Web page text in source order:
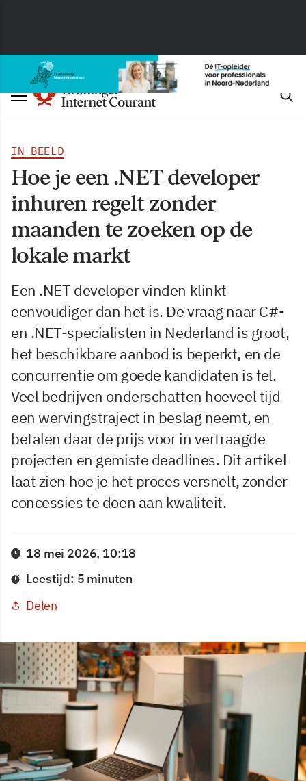
IN BEELD
Hoe je een .NET developer
inhuren regelt zonder
maanden te zoeken op de
lokale markt
Een .NET developer vinden klinkt
eenvoudiger dan het is. De vraag naar C#-
en .NET-specialisten in Nederland is groot,
het beschikbare aanbod is beperkt, en de
concurrentie om goede kandidaten is fel.
Veel bedrijven onderschatten hoeveel tijd
een wervingstraject in beslag neemt, en
betalen daar de prijs voor in vertraagde
projecten en gemiste deadlines. Dit artikel
laat zien hoe je het proces versnelt, zonder
concessies te doen aan kwaliteit.
18 mei 2026, 10:18
Leestijd: 5 minuten
Delen